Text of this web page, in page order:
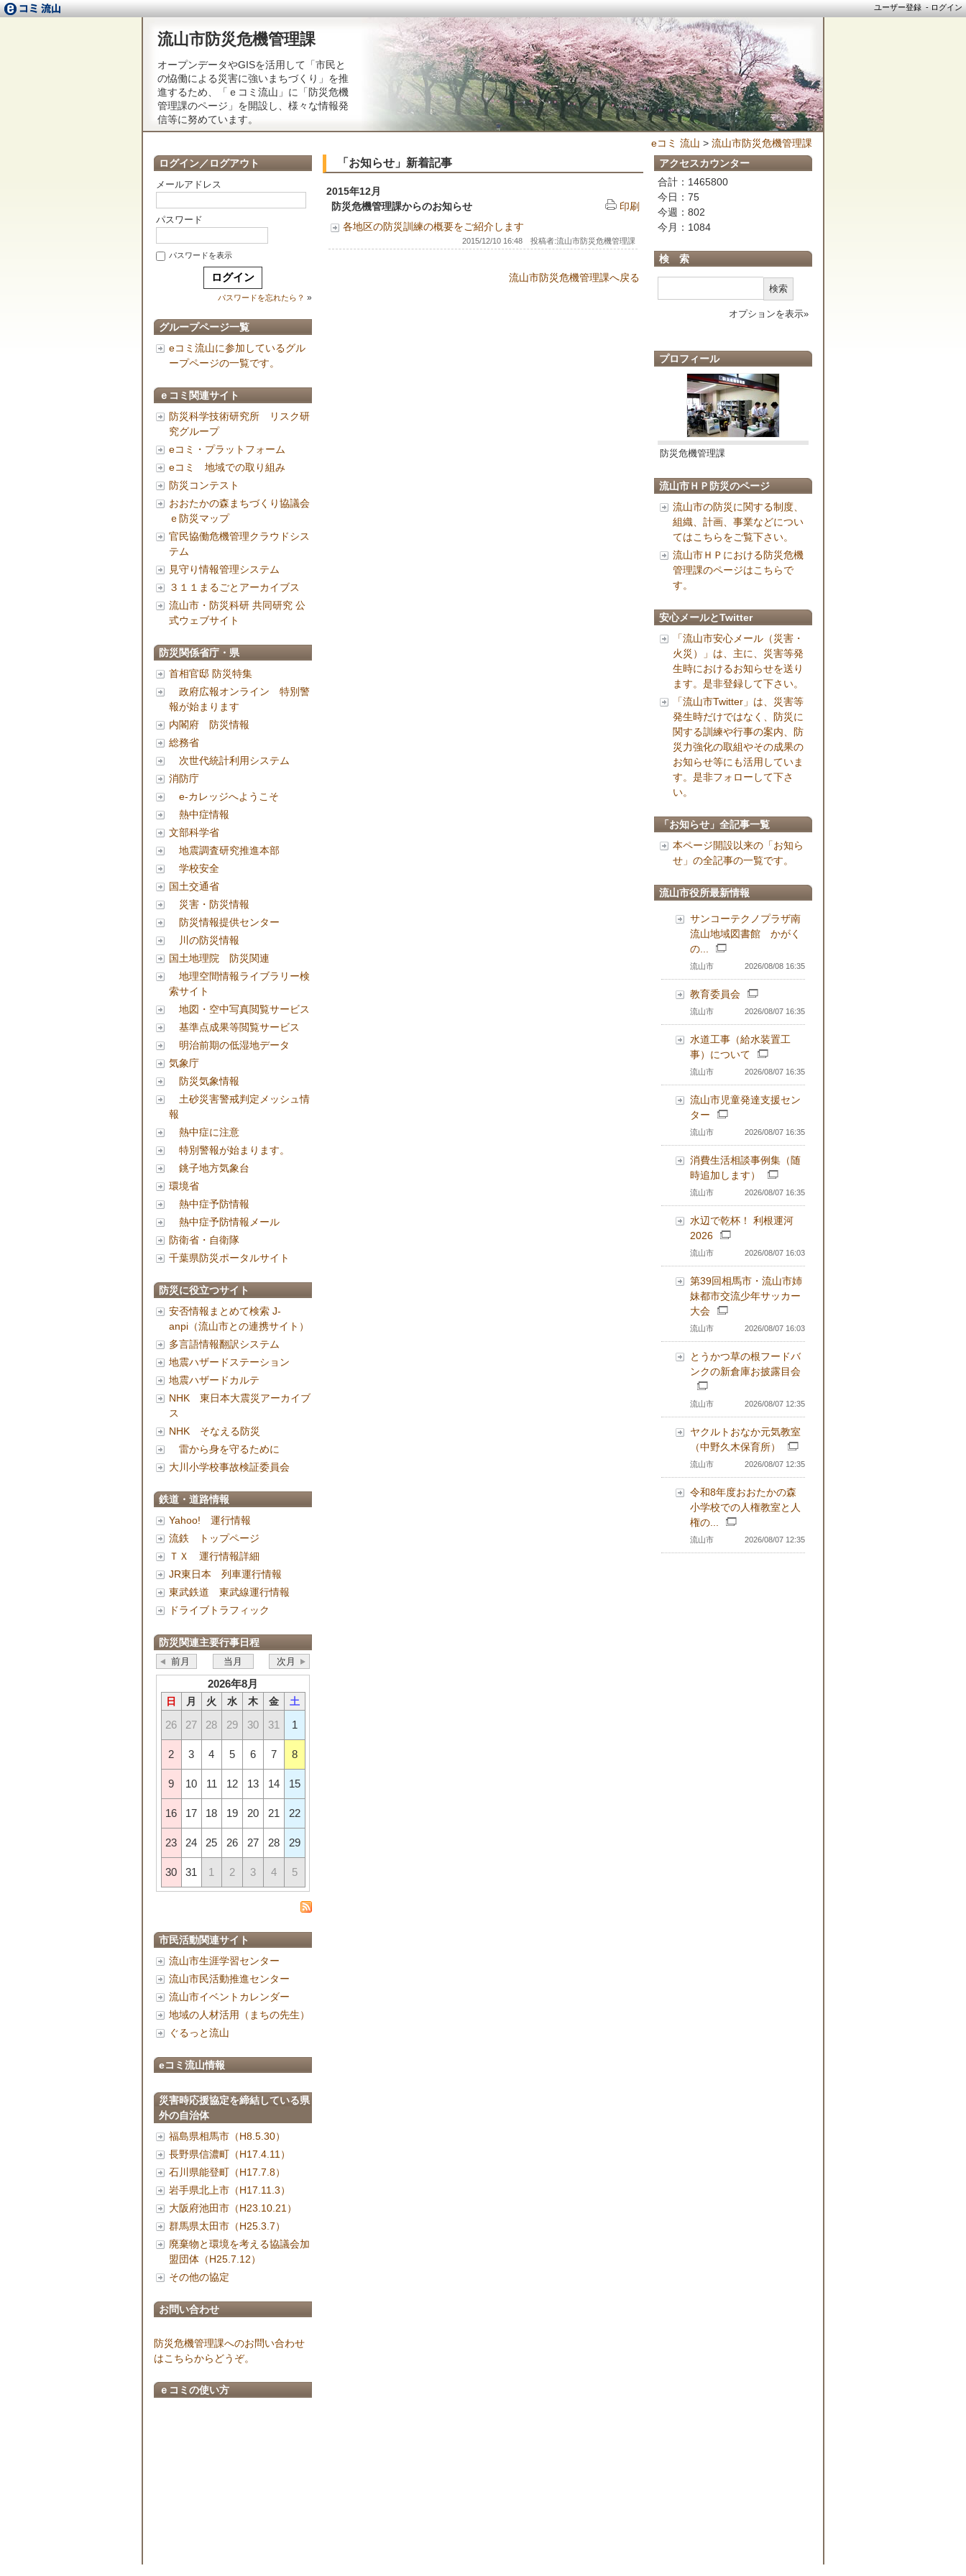
ユーザー登録 - ログイン
流山市防災危機管理課
オープンデータやGISを活用して「市民と
の恊働による災害に強いまちづくり」を推
進するため、「ｅコミ流山」に「防災危機
管理課のページ」を開設し、様々な情報発
信等に努めています。
eコミ 流山 > 流山市防災危機管理課
ログイン／ログアウト
メールアドレス
パスワード
パスワードを表示
パスワードを忘れたら？ »
グループページ一覧
eコミ流山に参加しているグル
ープページの一覧です。
ｅコミ関連サイト
防災科学技術研究所 リスク研
究グループ
eコミ・プラットフォーム
eコミ 地域での取り組み
防災コンテスト
おおたかの森まちづくり協議会
ｅ防災マップ
官民協働危機管理クラウドシス
テム
見守り情報管理システム
３１１まるごとアーカイブス
流山市・防災科研 共同研究 公
式ウェブサイト
防災関係省庁・県
首相官邸 防災特集
政府広報オンライン 特別警
報が始まります
内閣府 防災情報
総務省
次世代統計利用システム
消防庁
e-カレッジへようこそ
熱中症情報
文部科学省
地震調査研究推進本部
学校安全
国土交通省
災害・防災情報
防災情報提供センター
川の防災情報
国土地理院 防災関連
地理空間情報ライブラリー検
索サイト
地図・空中写真閲覧サービス
基準点成果等閲覧サービス
明治前期の低湿地データ
気象庁
防災気象情報
土砂災害警戒判定メッシュ情
報
熱中症に注意
特別警報が始まります。
銚子地方気象台
環境省
熱中症予防情報
熱中症予防情報メール
防衛省・自衛隊
千葉県防災ポータルサイト
防災に役立つサイト
安否情報まとめて検索 J-
anpi（流山市との連携サイト）
多言語情報翻訳システム
地震ハザードステーション
地震ハザードカルテ
NHK 東日本大震災アーカイブ
ス
NHK そなえる防災
雷から身を守るために
大川小学校事故検証委員会
鉄道・道路情報
Yahoo! 運行情報
流鉄 トップページ
ＴＸ 運行情報詳細
JR東日本 列車運行情報
東武鉄道 東武線運行情報
ドライブトラフィック
防災関連主要行事日程
前月 当月 次月
2026年8月
日 月 火 水 木 金 土
26 27 28 29 30 31 1
2 3 4 5 6 7 8
9 10 11 12 13 14 15
16 17 18 19 20 21 22
23 24 25 26 27 28 29
30 31 1 2 3 4 5
市民活動関連サイト
流山市生涯学習センター
流山市民活動推進センター
流山市イベントカレンダー
地域の人材活用（まちの先生）
ぐるっと流山
eコミ流山情報
災害時応援協定を締結している県
外の自治体
福島県相馬市（H8.5.30）
長野県信濃町（H17.4.11）
石川県能登町（H17.7.8）
岩手県北上市（H17.11.3）
大阪府池田市（H23.10.21）
群馬県太田市（H25.3.7）
廃棄物と環境を考える協議会加
盟団体（H25.7.12）
その他の協定
お問い合わせ
防災危機管理課へのお問い合わせ
はこちらからどうぞ。
ｅコミの使い方
「お知らせ」新着記事
2015年12月
印刷
防災危機管理課からのお知らせ
各地区の防災訓練の概要をご紹介します
2015/12/10 16:48 投稿者:流山市防災危機管理課
流山市防災危機管理課へ戻る
アクセスカウンター
合計：1465800
今日：75
今週：802
今月：1084
検 索
検索
オプションを表示»
プロフィール
防災危機管理課
流山市ＨＰ防災のページ
流山市の防災に関する制度、
組織、計画、事業などについ
てはこちらをご覧下さい。
流山市ＨＰにおける防災危機
管理課のページはこちらで
す。
安心メールとTwitter
「流山市安心メール（災害・
火災）」は、主に、災害等発
生時におけるお知らせを送り
ます。是非登録して下さい。
「流山市Twitter」は、災害等
発生時だけではなく、防災に
関する訓練や行事の案内、防
災力強化の取組やその成果の
お知らせ等にも活用していま
す。是非フォローして下さ
い。
「お知らせ」全記事一覧
本ページ開設以来の「お知ら
せ」の全記事の一覧です。
流山市役所最新情報
サンコーテクノプラザ南
流山地域図書館 かがく
の...
流山市 2026/08/08 16:35
教育委員会
流山市 2026/08/07 16:35
水道工事（給水装置工
事）について
流山市 2026/08/07 16:35
流山市児童発達支援セン
ター
流山市 2026/08/07 16:35
消費生活相談事例集（随
時追加します）
流山市 2026/08/07 16:35
水辺で乾杯！ 利根運河
2026
流山市 2026/08/07 16:03
第39回相馬市・流山市姉
妹都市交流少年サッカー
大会
流山市 2026/08/07 16:03
とうかつ草の根フードバ
ンクの新倉庫お披露目会
流山市 2026/08/07 12:35
ヤクルトおなか元気教室
（中野久木保育所）
流山市 2026/08/07 12:35
令和8年度おおたかの森
小学校での人権教室と人
権の...
流山市 2026/08/07 12:35